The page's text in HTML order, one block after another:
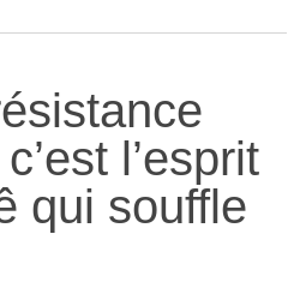
l’esprit
qui souffle